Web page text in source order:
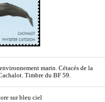
marin. Cétacés de la
Timbre du BF 59.
sur bleu ciel